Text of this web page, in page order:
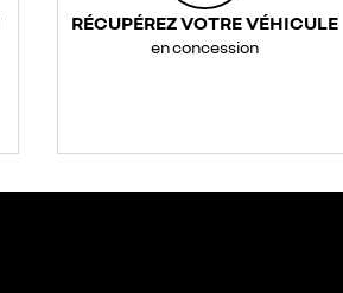
RÉCUPÉREZ VOTRE VÉHICULE
en concession